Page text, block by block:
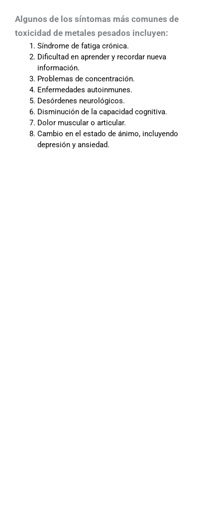
Algunos de los síntomas más comunes de
toxicidad de metales pesados incluyen:
Síndrome de fatiga crónica.
Dificultad en aprender y recordar nueva
información.
Problemas de concentración.
Enfermedades autoinmunes.
Desórdenes neurológicos.
Disminución de la capacidad cognitiva.
Dolor muscular o articular.
Cambio en el estado de ánimo, incluyendo
depresión y ansiedad.